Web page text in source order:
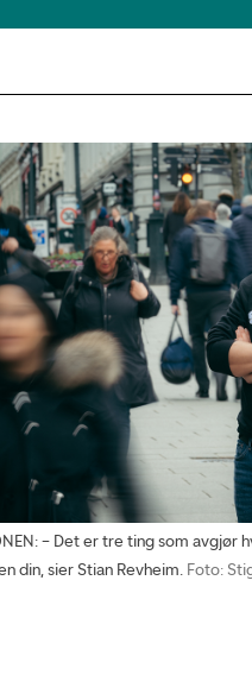
– Det er tre ting som avgjør
din, sier Stian Revheim. Foto: